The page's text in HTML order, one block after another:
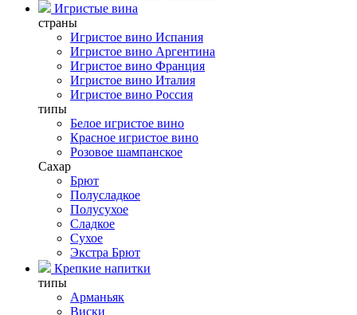
Игристые вина
страны
Игристое вино Испания
Игристое вино Аргентина
Игристое вино Франция
Игристое вино Италия
Игристое вино Россия
типы
Белое игристое вино
Красное игристое вино
Розовое шампанское
Сахар
Брют
Полусладкое
Полусухое
Сладкое
Сухое
Экстра Брют
Крепкие напитки
типы
Арманьяк
Виски